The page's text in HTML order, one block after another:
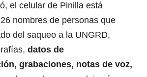
el celular de Pinilla está
nombres de personas que
del saqueo a la UNGRD,
datos de
grabaciones, notas de voz,